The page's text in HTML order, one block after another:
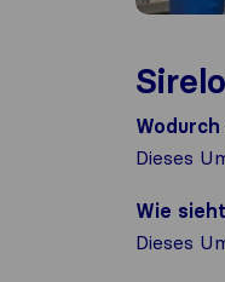
Dieses
Wie
Dieses